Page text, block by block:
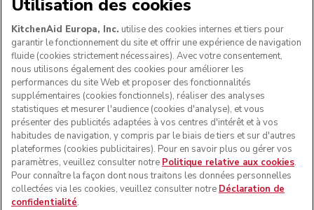
SUIVEZ-NOUS
Utilisation des cookies
KitchenAid Europa, Inc. utilise des cookies internes et tiers pour
garantir le fonctionnement du site et offrir une expérience de navigation
fluide (cookies strictement nécessaires). Avec votre consentement,
nous utilisons également des cookies pour améliorer les
performances du site Web et proposer des fonctionnalités
supplémentaires (cookies fonctionnels), réaliser des analyses
statistiques et mesurer l'audience (cookies d'analyse), et vous
présenter des publicités adaptées à vos centres d'intérêt et à vos
habitudes de navigation, y compris par le biais de tiers et sur d'autres
plateformes (cookies publicitaires). Pour en savoir plus ou gérer vos
paramètres, veuillez consulter notre Politique relative aux cookies.
Pour connaître la façon dont nous traitons les données personnelles
collectées via les cookies, veuillez consulter notre Déclaration de
confidentialité.